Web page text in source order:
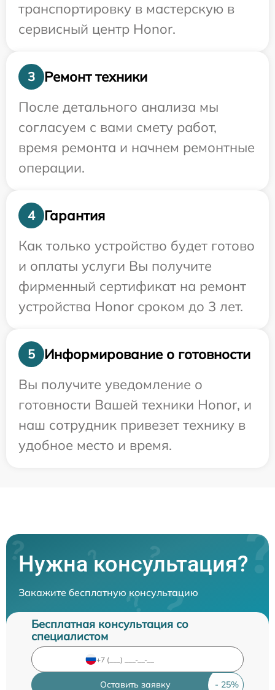
транспортировку в мастерскую в
сервисный центр Honor.
3
Ремонт техники
После детального анализа мы
согласуем с вами смету работ,
время ремонта и начнем ремонтные
операции.
4
Гарантия
Как только устройство будет готово
и оплаты услуги Вы получите
фирменный сертификат на ремонт
устройства Honor сроком до 3 лет.
5
Информирование о готовности
Вы получите уведомление о
готовности Вашей техники Honor, и
наш сотрудник привезет технику в
удобное место и время.
Нужна консультация?
Закажите бесплатную консультацию
Бесплатная консультация со
специалистом
Оставить заявку